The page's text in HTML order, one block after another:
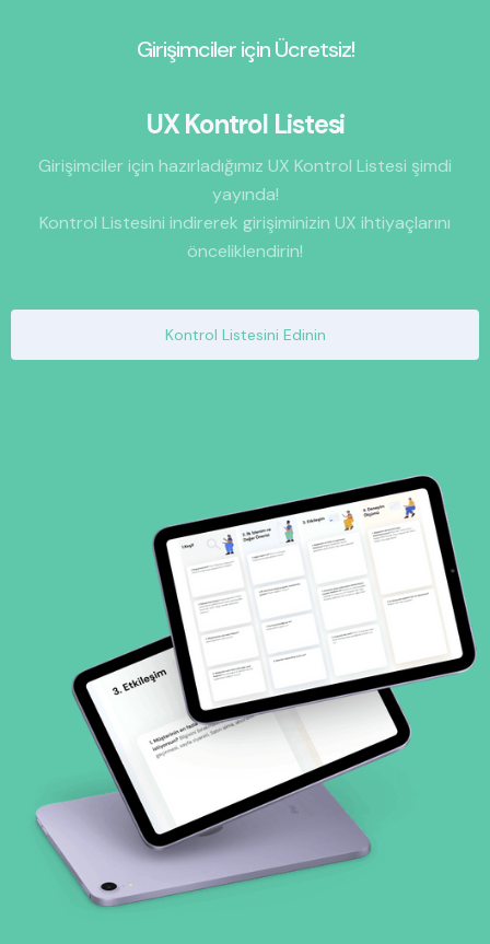
Girişimciler için Ücretsiz!
UX Kontrol Listesi
Girişimciler için hazırladığımız UX Kontrol Listesi şimdi
yayında!
Kontrol Listesini indirerek girişiminizin UX ihtiyaçlarını
önceliklendirin!
Kontrol Listesini Edinin